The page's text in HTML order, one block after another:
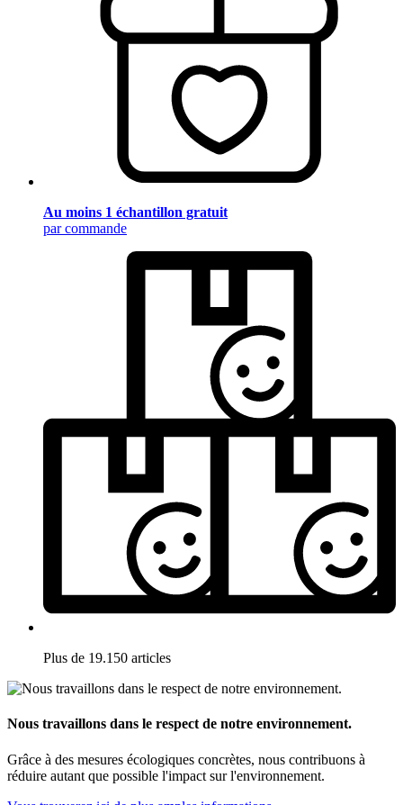
Au moins 1 échantillon gratuit
par commande
Plus de 19.150 articles
Nous travaillons dans le respect de notre environnement.
Grâce à des mesures écologiques concrètes, nous contribuons à
réduire autant que possible l'impact sur l'environnement.